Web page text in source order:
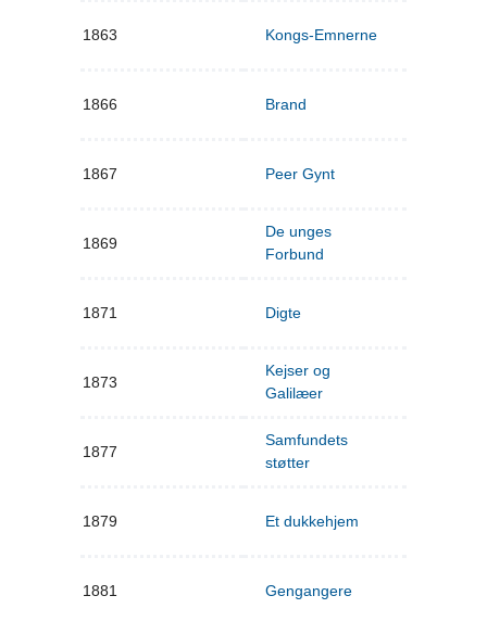
1863 Kongs-Emnerne
1866 Brand
1867 Peer Gynt
1869
De unges
Forbund
1871 Digte
1873
Kejser og
Galilæer
1877
Samfundets
støtter
1879 Et dukkehjem
1881 Gengangere